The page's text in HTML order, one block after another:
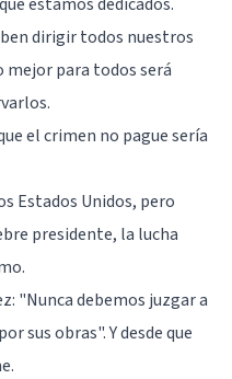
dirigir todos nuestros
para todos será
el crimen no pague sería
Estados Unidos, pero
presidente, la lucha
"Nunca debemos juzgar a
sus obras". Y desde que